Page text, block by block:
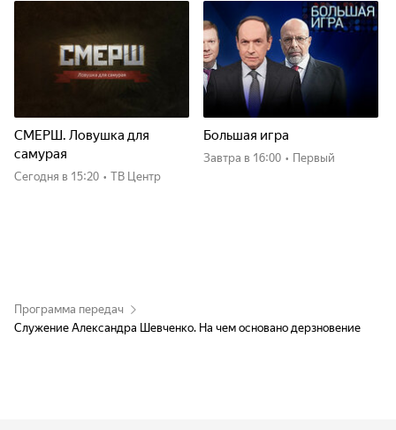
СМЕРШ. Ловушка для
самурая
Сегодня в 15:20 • ТВ Центр
Большая игра
Завтра в 16:00 • Первый
Программа передач
Служение Александра Шевченко. На чем основано дерзновение